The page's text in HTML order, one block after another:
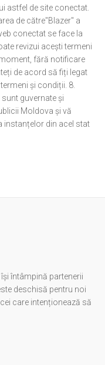
astfel de site conectat.
de către"Blazer" a
conectat se face la
revizui acești termeni
fără notificare
de acord să fiți legat
și condiții. 8.
sunt guvernate și
Moldova și vă
instanțelor din acel stat
își întâmpină partenerii
deschisă pentru noi
care intenționează să